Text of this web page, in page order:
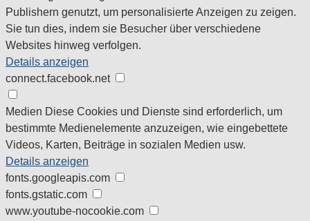
Publishern genutzt, um personalisierte Anzeigen zu zeigen.
Sie tun dies, indem sie Besucher über verschiedene
Websites hinweg verfolgen.
Details anzeigen
connect.facebook.net
Medien Diese Cookies und Dienste sind erforderlich, um
bestimmte Medienelemente anzuzeigen, wie eingebettete
Videos, Karten, Beiträge in sozialen Medien usw.
Details anzeigen
fonts.googleapis.com
fonts.gstatic.com
www.youtube-nocookie.com